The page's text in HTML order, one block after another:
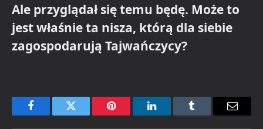
Ale przyglądał się temu będę. Może to
jest właśnie ta nisza, którą dla siebie
zagospodarują Tajwańczycy?
FacebookTwitter Pinterest LinkedInTumblr Email